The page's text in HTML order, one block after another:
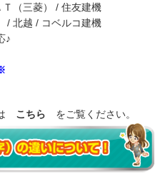
（三菱） / 住友建機
/ 北越 / コベルコ建機
♪
こちら をご覧ください。